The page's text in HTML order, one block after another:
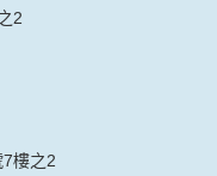
位址、使用時間、使
本網站內部所瀏覽的
則本網站不會也無法
站網刊登廣告之廠
的資料。對於您主動
網站有其個別的私權
2
樓之2